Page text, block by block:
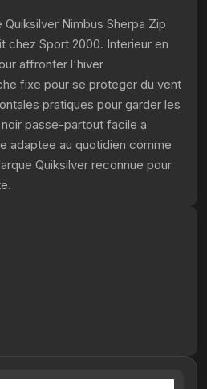
Nimbus Sherpa Zip
chez Sport 2000. Interieur en
affronter l'hiver
fixe pour se proteger du vent
pratiques pour garder les
passe-partout facile a
adaptee au quotidien comme
Quiksilver reconnue pour